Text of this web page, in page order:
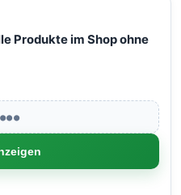
Produkte im Shop ohne